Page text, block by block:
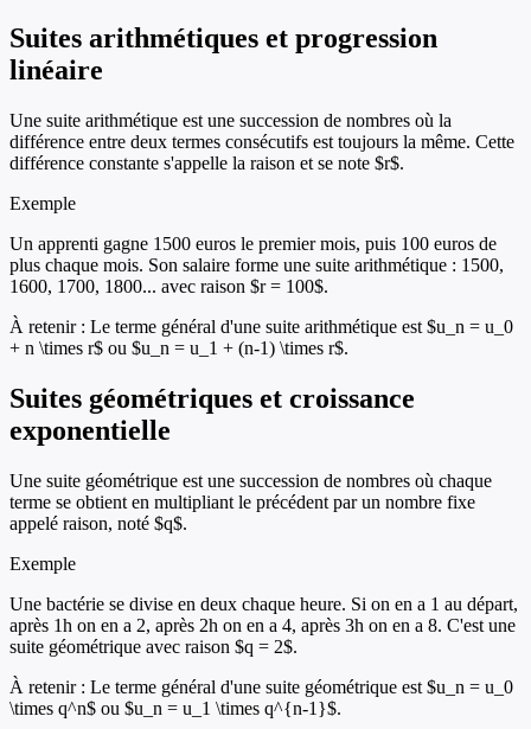
Suites arithmétiques et progression
linéaire
Une suite arithmétique est une succession de nombres où la
différence entre deux termes consécutifs est toujours la même. Cette
différence constante s'appelle la raison et se note $r$.
Exemple
Un apprenti gagne 1500 euros le premier mois, puis 100 euros de
plus chaque mois. Son salaire forme une suite arithmétique : 1500,
1600, 1700, 1800... avec raison $r = 100$.
À retenir : Le terme général d'une suite arithmétique est $u_n = u_0
+ n \times r$ ou $u_n = u_1 + (n-1) \times r$.
Suites géométriques et croissance
exponentielle
Une suite géométrique est une succession de nombres où chaque
terme se obtient en multipliant le précédent par un nombre fixe
appelé raison, noté $q$.
Exemple
Une bactérie se divise en deux chaque heure. Si on en a 1 au départ,
après 1h on en a 2, après 2h on en a 4, après 3h on en a 8. C'est une
suite géométrique avec raison $q = 2$.
À retenir : Le terme général d'une suite géométrique est $u_n = u_0
\times q^n$ ou $u_n = u_1 \times q^{n-1}$.